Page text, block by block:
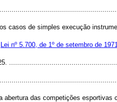
casos de simples execução
Lei nº 5.700, de 1º de setembro de
abertura das competições esportivas